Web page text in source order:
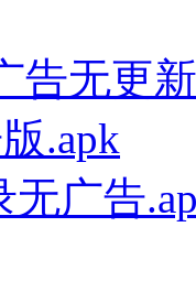
告无更
.apk
无广告